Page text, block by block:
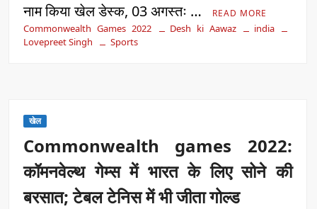
नाम किया खेल डेस्क, 03 अगस्तः …
READ MORE
Commonwealth Games 2022 Desh ki Aawaz
india
Lovepreet Singh
Sports
खेल
Commonwealth games 2022:
कॉमनवेल्थ गेम्स में भारत के लिए सोने की
बरसात; टेबल टेनिस में भी जीता गोल्ड